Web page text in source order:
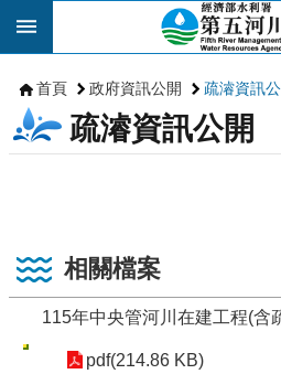
跳到主要內容區塊
首頁 政府資訊公開 疏濬資訊
疏濬資訊公開
相關檔案
115年中央管河川在建工程(含
pdf(214.86 KB)